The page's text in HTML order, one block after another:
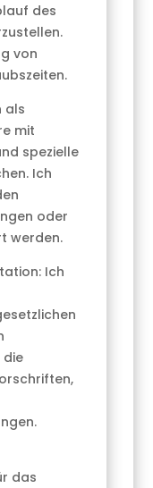
des
von
als
mit
spezielle
Ich
oder
werden.
Ich
die
das